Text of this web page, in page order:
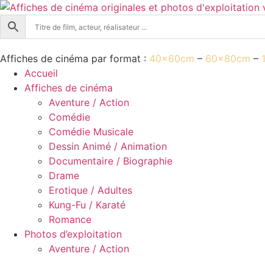
Aller
au
contenu
Affiches de cinéma par format : 40x60cm – 60x80cm –
Accueil
Affiches de cinéma
Aventure / Action
Comédie
Comédie Musicale
Dessin Animé / Animation
Documentaire / Biographie
Drame
Erotique / Adultes
Kung-Fu / Karaté
Romance
Photos d’exploitation
Aventure / Action